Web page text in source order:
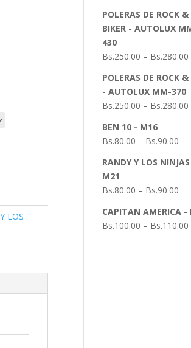
LOS
POLERAS DE ROCK &
BIKER - AUTOLUX
430
Bs.250.00 – Bs.280.00
POLERAS DE ROCK &
- AUTOLUX MM-370
Bs.250.00 – Bs.280.00
BEN 10 - M16
Bs.80.00 – Bs.90.00
RANDY Y LOS
M21
Bs.80.00 – Bs.90.00
CAPITAN AMERICA -
Bs.100.00 – Bs.110.00